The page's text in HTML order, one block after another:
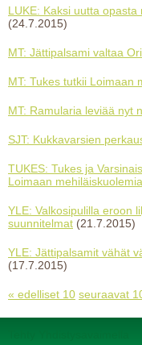
LUKE: Kaksi uutta
(24.7.2015)
MT: Jättipalsami valtaa
MT: Tukes tutkii Loimaan
MT: Ramularia leviää nyt
SJT: Kukkavarsien
TUKES: Tukes ja
Loimaan mehiläiskuolemia
YLE: Valkosipulilla eroon
suunnitelmat (21.7.2015)
YLE: Jättipalsamit vähät
(17.7.2015)
« edelliset 10 seuraavat